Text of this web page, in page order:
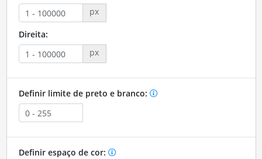
px
Direita:
px
Definir limite de preto e branco:
Definir espaço de cor: